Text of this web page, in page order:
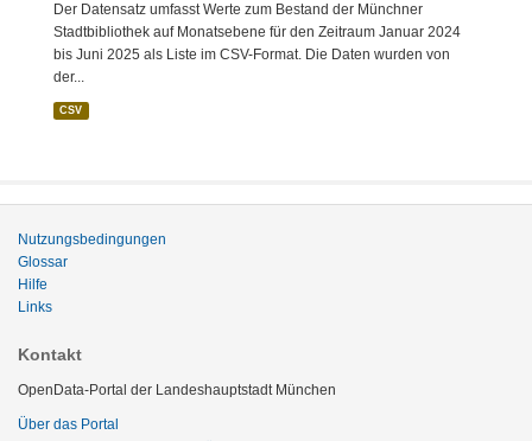
Der Datensatz umfasst Werte zum Bestand der Münchner
Stadtbibliothek auf Monatsebene für den Zeitraum Januar 2024
bis Juni 2025 als Liste im CSV-Format. Die Daten wurden von
der...
CSV
Nutzungsbedingungen
Glossar
Hilfe
Links
Kontakt
OpenData-Portal der Landeshauptstadt München
Über das Portal